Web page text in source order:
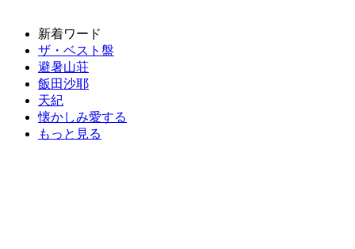
新着ワード
ザ・ベスト盤
避暑山荘
飯田沙耶
天紀
懐かしみ愛する
もっと見る